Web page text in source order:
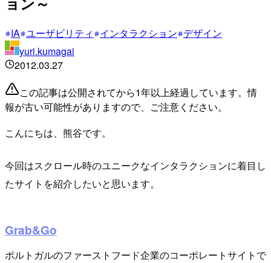
IA ユーザビリティ インタラクション デザイン
yuri.kumagai
2012.03.27
この記事は公開されてから1年以上経過しています。情
報が古い可能性がありますので、ご注意ください。
こんにちは、熊谷です。
今回はスクロール時のユニークなインタラクションに着目し
たサイトを紹介したいと思います。
Grab&Go
ポルトガルのファーストフード企業のコーポレートサイトで